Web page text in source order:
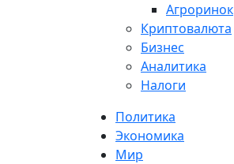
Агроринок
Криптовалюта
Бизнес
Аналитика
Налоги
Политика
Экономика
Мир